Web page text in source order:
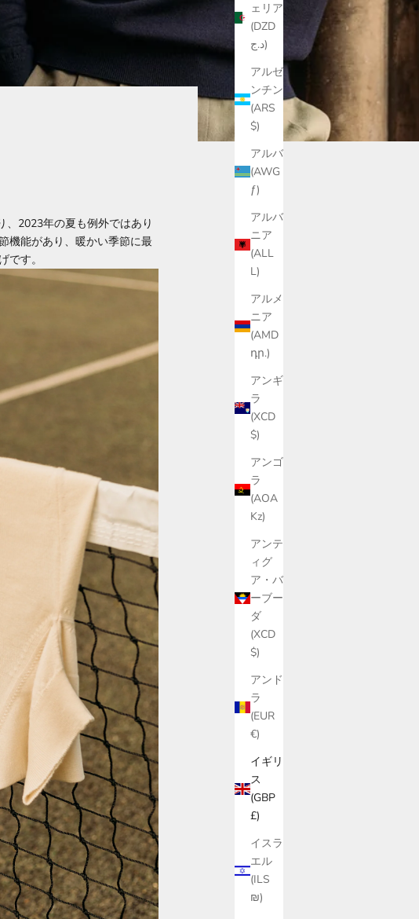
ェリア
(DZD
د.ج)
アルゼ
ンチン
(ARS
$)
アルバ
(AWG
ƒ)
アルバ
ニア
(ALL
L)
アルメ
ニア
(AMD
դր.)
アンギ
ラ
(XCD
$)
アンゴ
ラ
(AOA
Kz)
アンテ
ィグ
ア・バ
ーブー
ダ
(XCD
$)
アンド
ラ
(EUR
€)
イギリ
ス
(GBP
£)
イスラ
エル
(ILS
₪)
、2023年の夏も例外ではあり
機能があり、暖かい季節に最
す。